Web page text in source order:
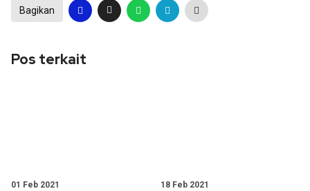
Bagikan
Pos terkait
01 Feb 2021 18 Feb 2021